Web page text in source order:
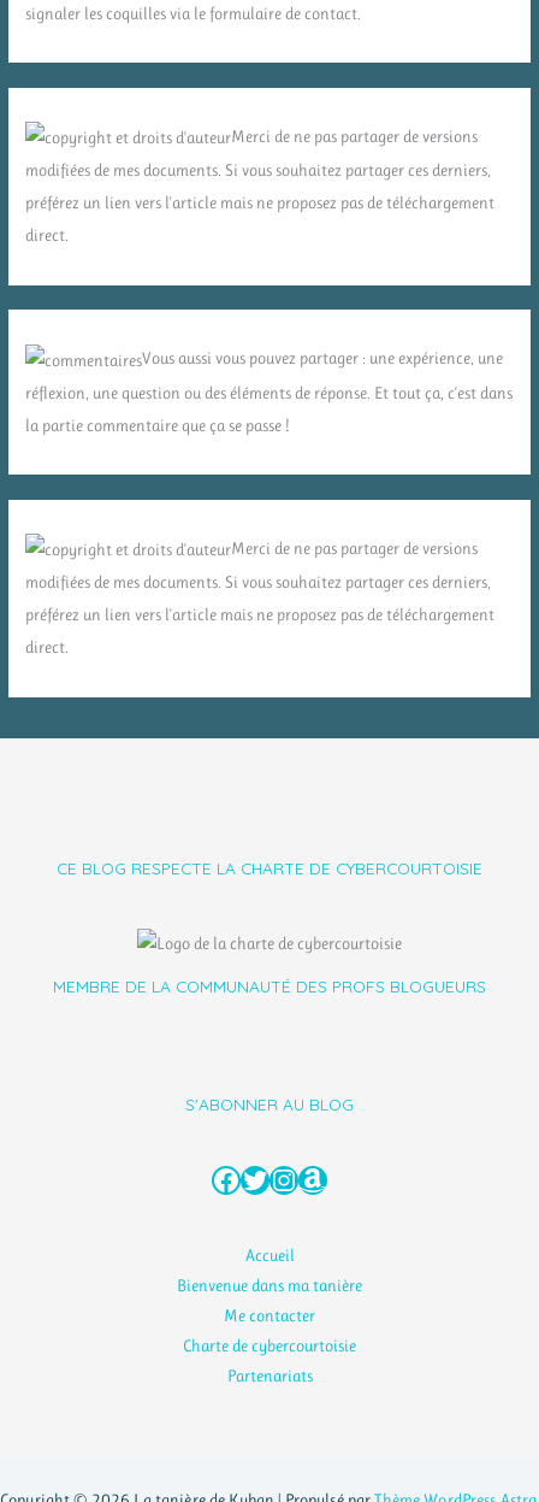
signaler les coquilles via le formulaire de contact.
Merci de ne pas partager de versions
modifiées de mes documents. Si vous souhaitez partager ces derniers,
préférez un lien vers l'article mais ne proposez pas de téléchargement
direct.
Vous aussi vous pouvez partager : une expérience, une
réflexion, une question ou des éléments de réponse. Et tout ça, c'est dans
la partie commentaire que ça se passe !
Merci de ne pas partager de versions
modifiées de mes documents. Si vous souhaitez partager ces derniers,
préférez un lien vers l'article mais ne proposez pas de téléchargement
direct.
CE BLOG RESPECTE LA CHARTE DE CYBERCOURTOISIE
MEMBRE DE LA COMMUNAUTÉ DES PROFS BLOGUEURS
S'ABONNER AU BLOG
Facebook
Twitter
Instagram
Amazon
Accueil
Bienvenue dans ma tanière
Me contacter
Charte de cybercourtoisie
Partenariats